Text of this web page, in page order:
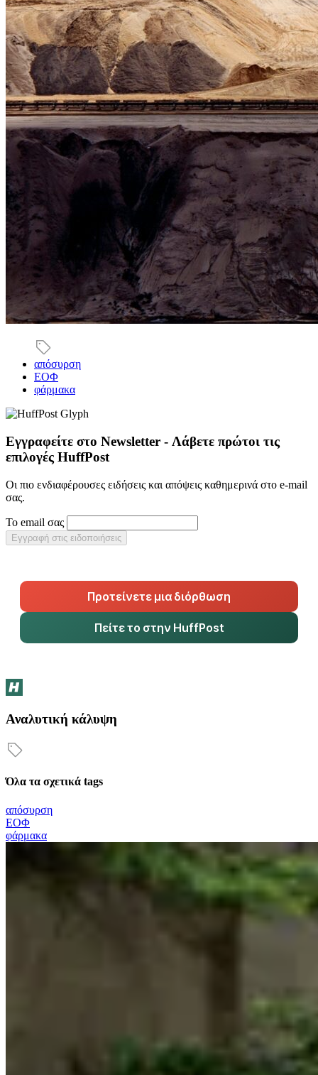
απόσυρση
ΕΟΦ
φάρμακα
Εγγραφείτε στο Newsletter - Λάβετε πρώτοι τις
επιλογές HuffPost
Οι πιο ενδιαφέρουσες ειδήσεις και απόψεις καθημερινά στο e-mail
σας.
Το email σας
Εγγραφή στις ειδοποιήσεις
Προτείνετε μια διόρθωση
Πείτε το στην HuffPost
Αναλυτική κάλυψη
Όλα τα σχετικά tags
απόσυρση
ΕΟΦ
φάρμακα